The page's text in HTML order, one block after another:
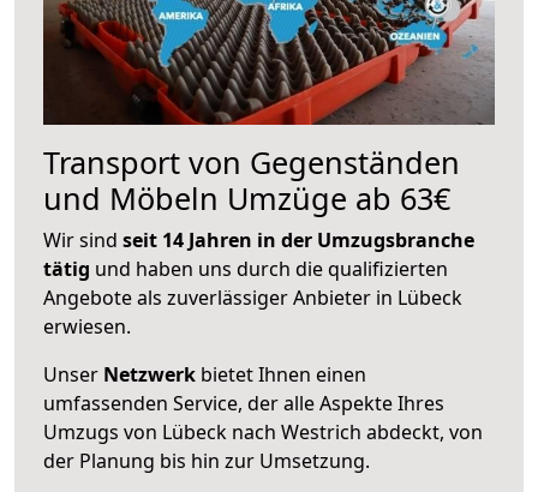
Transport von Gegenständen
und Möbeln Umzüge ab 63€
Wir sind seit 14 Jahren in der Umzugsbranche
tätig und haben uns durch die qualifizierten
Angebote als zuverlässiger Anbieter in Lübeck
erwiesen.
Unser Netzwerk bietet Ihnen einen
umfassenden Service, der alle Aspekte Ihres
Umzugs von Lübeck nach Westrich abdeckt, von
der Planung bis hin zur Umsetzung.